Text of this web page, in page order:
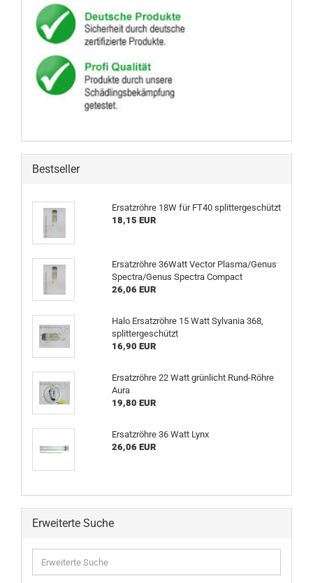
Bestseller
Ersatzröhre 18W für FT40 splittergeschützt
18,15 EUR
Ersatzröhre 36Watt Vector Plasma/Genus
Spectra/Genus Spectra Compact
26,06 EUR
Halo Ersatzröhre 15 Watt Sylvania 368,
splittergeschützt
16,90 EUR
Ersatzröhre 22 Watt grünlicht Rund-Röhre
Aura
19,80 EUR
Ersatzröhre 36 Watt Lynx
26,06 EUR
Erweiterte Suche